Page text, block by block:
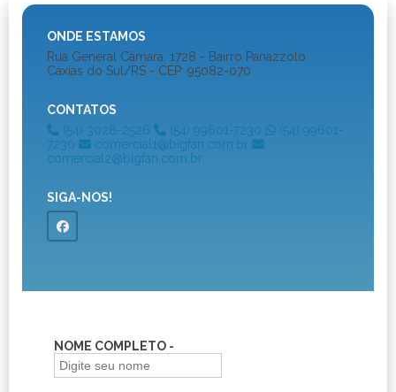
ONDE ESTAMOS
Rua General Câmara, 1728 - Bairro Panazzolo
Caxias do Sul/RS - CEP: 95082-070
CONTATOS
(54) 3028-2526
(54) 99601-7230
(54) 99601-
7230
comercial1@bigfan.com.br
comercial2@bigfan.com.br
SIGA-NOS!
NOME COMPLETO -